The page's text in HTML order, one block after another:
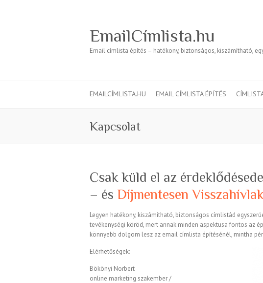
EmailCímlista.hu
Email címlista építés – hatékony, biztonságos, kiszámítható,
EMAILCÍMLISTA.HU EMAIL CÍMLISTA ÉPÍTÉS
Kapcsolat
Csak küld el az
– és Díjmentesen
Legyen hatékony, kiszámítható, biztonságos címlistád
tevékenységi köröd, mert annak minden aspektusa fontos az
könnyebb dolgom lesz az email címlista építésénél, mintha
Elérhetőségek:
Bökönyi Norbert
online marketing szakember /